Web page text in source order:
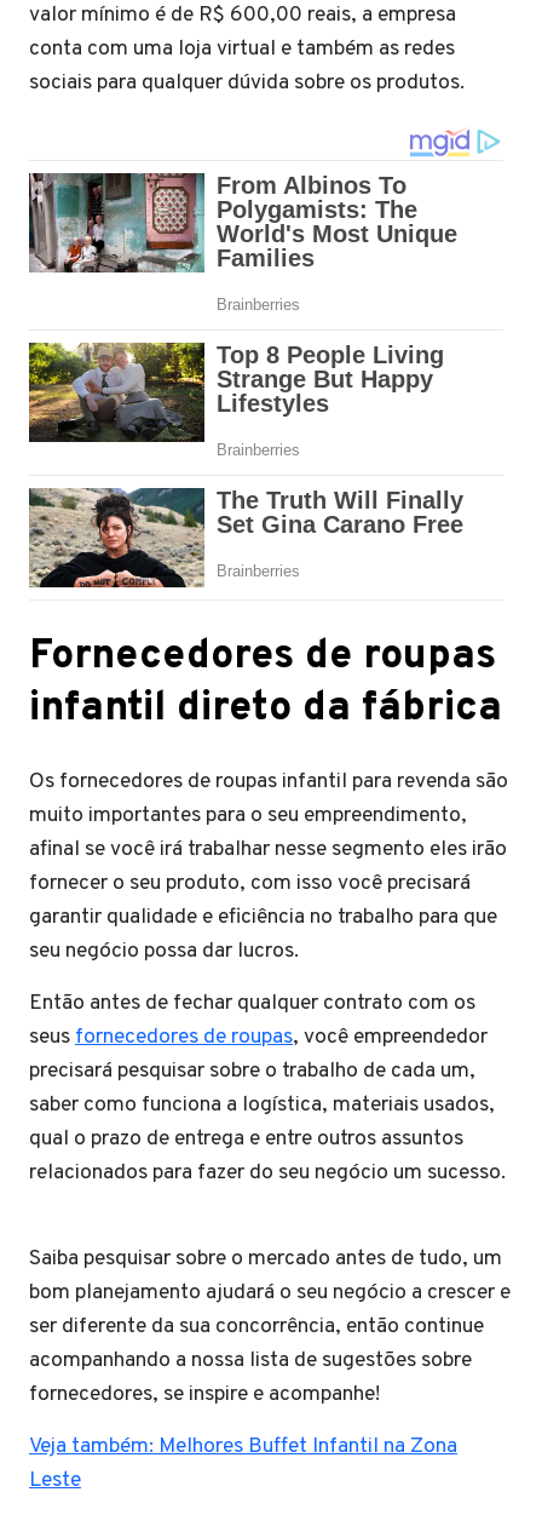
valor mínimo é de R$ 600,00 reais, a empresa
conta com uma loja virtual e também as redes
sociais para qualquer dúvida sobre os produtos.
Fornecedores de roupas
infantil direto da fábrica
Os fornecedores de roupas infantil para revenda são
muito importantes para o seu empreendimento,
afinal se você irá trabalhar nesse segmento eles irão
fornecer o seu produto, com isso você precisará
garantir qualidade e eficiência no trabalho para que
seu negócio possa dar lucros.
Então antes de fechar qualquer contrato com os
seusfornecedores de roupas, você empreendedor
precisará pesquisar sobre o trabalho de cada um,
saber como funciona a logística, materiais usados,
qual o prazo de entrega e entre outros assuntos
relacionados para fazer do seu negócio um sucesso.
Saiba pesquisar sobre o mercado antes de tudo, um
bom planejamento ajudará o seu negócio a crescer e
ser diferente da sua concorrência, então continue
acompanhando a nossa lista de sugestões sobre
fornecedores, se inspire e acompanhe!
Veja também: Melhores Buffet Infantil na Zona
Leste